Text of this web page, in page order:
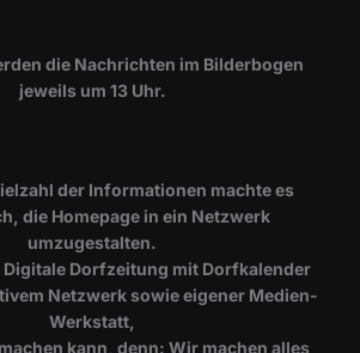
die Nachrichten im Bilderbogen
jeweils um 13 Uhr.
der Informationen machte es
die Homepage in ein Netzwerk
umzugestalten.
Digitale Dorfzeitung mit Dorfkalender
Netzwerk sowie eigener Medien-
Werkstatt,
kann, denn: Wir machen alles